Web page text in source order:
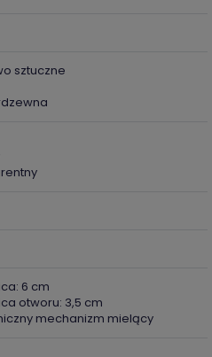
sztuczne
6 cm
otworu: 3,5 cm
mechanizm mielący